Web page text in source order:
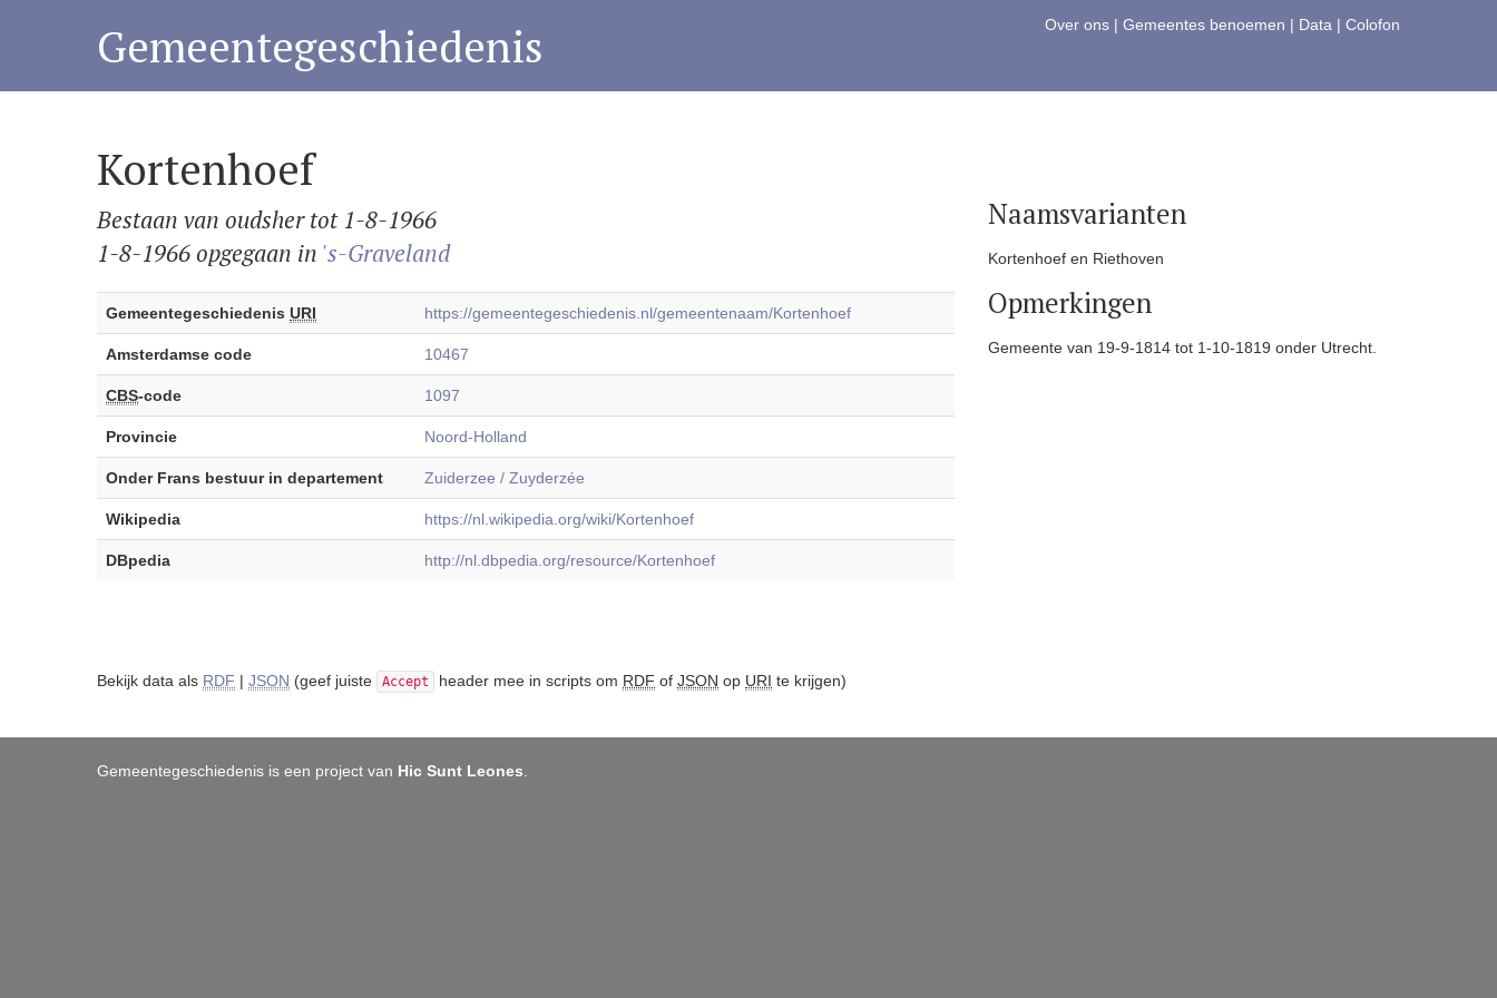
Over ons | Gemeentes benoemen | Data | Colofon
Gemeentegeschiedenis
Kortenhoef
Bestaan van oudsher tot 1-8-1966
1-8-1966 opgegaan in 's-Graveland
Gemeentegeschiedenis URI https://gemeentegeschiedenis.nl/gemeentenaam/Kortenhoef
Amsterdamse code 10467
CBS-code 1097
Provincie Noord-Holland
Onder Frans bestuur in departement Zuiderzee / Zuyderzée
Wikipedia https://nl.wikipedia.org/wiki/Kortenhoef
DBpedia http://nl.dbpedia.org/resource/Kortenhoef
Naamsvarianten
Kortenhoef en Riethoven
Opmerkingen
Gemeente van 19-9-1814 tot 1-10-1819 onder Utrecht.
Bekijk data als RDF | JSON (geef juiste Accept header mee in scripts om RDF of JSON op URI te krijgen)
Gemeentegeschiedenis is een project van Hic Sunt Leones